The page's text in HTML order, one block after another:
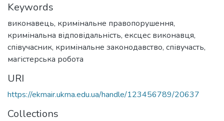
Keywords
виконавець, кримінальне правопорушення,
кримінальна відповідальність, ексцес виконавця,
співучасник, кримінальне законодавство, співучасть,
магістерська робота
URI
https://ekmair.ukma.edu.ua/handle/123456789/20637
Collections